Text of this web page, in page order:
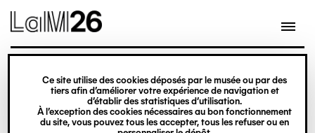
Gestion des cookies
Ce site utilise des cookies déposés par le musée ou par des
tiers afin d’améliorer votre expérience de navigation et
d’établir des statistiques d’utilisation.
À l’exception des cookies nécessaires au bon fonctionnement
du site, vous pouvez tous les accepter, tous les refuser ou en
contenu